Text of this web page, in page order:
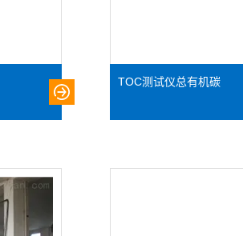
TOC测试仪总有机碳